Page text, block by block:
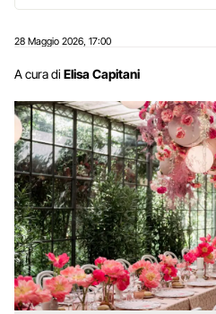
28 Maggio 2026 17:00
A cura di Elisa Capitani